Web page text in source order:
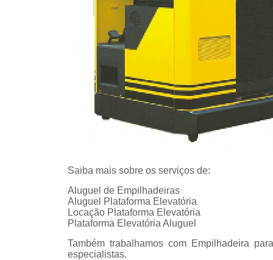
Saiba mais sobre os serviços de:
Aluguel de Empilhadeiras
Aluguel Plataforma Elevatória
Locação Plataforma Elevatória
Plataforma Elevatória Aluguel
Também trabalhamos com Empilhadeira
especialistas.